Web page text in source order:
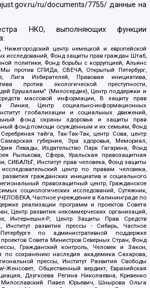
ru/documents/7755/ данные на
НКО, выполняющих функции
Нижегородский центр немецкой и европейской
исследований, Фонд защиты прав граждан Штаб,
политики, Фонд борьбы с коррупцией, Альянс
против СПИДа, СВЕЧА, Открытый Петербург,
Лига Избирателей, Правовая инициатива,
против экологической преступности,
Ерушалаим" (Милосердие), Центр поддержки и
массовой информации, В защиту прав
Линия, Центр социально-информационных
глобализации и социальных движений,
фонд охраны здоровья и защиты прав
фонд помощи осужденным и их семьям, Фонд
тайга, Так-Так-Так, центр Сова, центр
губерния, Эра здоровья, Мемориал,
Левады, Издательство Парк Гагарина, Фонд
Рылькова, Сфера, Уральская правозащитная
СИБАЛЬТ, Институт прав человека, Фонд защиты
центр по правам человека,
гражданских инициатив и социального
правозащитный центр, Гражданское
социологических исследований, Сутяжник,
Частное учреждение в Калининграде по
реализации программ и проектов Совета
Центр развития некоммерческих организаций,
Интернешнл-Р, Центр Защиты Прав Средств
развития прессы - Сибирь, Частное
по административной поддержке
Совета Министров Северных Стран, Фонд
Гражданский контроль, Человек и Закон,
по сохранению наследия академика Сахарова,
прессы, Институт Развития Свободы
Женсовет, Общественный вердикт, Евразийская
Дзугкоева Регина Николаевна, Кривенко
Павел Юрьевич, Шнырова Ольга